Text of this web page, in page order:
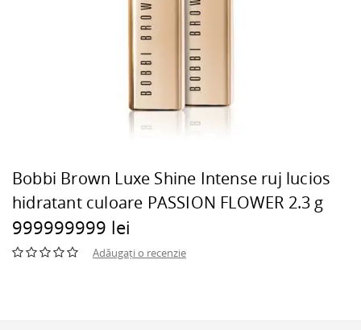
Bobbi Brown Luxe Shine Intense ruj lucios
hidratant culoare PASSION FLOWER 2.3 g
999999999 lei
Adăugați o recenzie